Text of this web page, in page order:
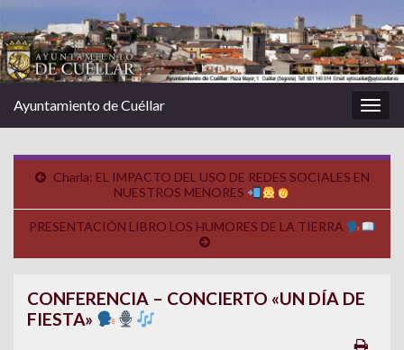
la
Ayuntamiento de Cuéllar
Charla: EL IMPACTO DEL USO DE REDES SOCIALES EN
NUESTROS MENORES
PRESENTACIÓN LIBRO LOS HUMORES DE LA TIERRA
CONFERENCIA – CONCIERTO «UN DÍA DE
FIESTA»